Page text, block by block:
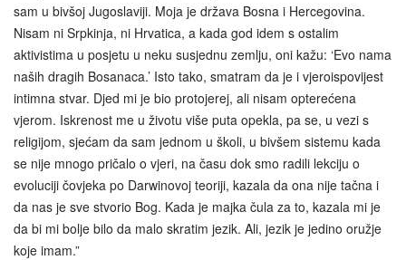
sam u bivšoj Jugoslaviji. Moja je država Bosna i Hercegovina.
Nisam ni Srpkinja, ni Hrvatica, a kada god idem s ostalim
aktivistima u posjetu u neku susjednu zemlju, oni kažu: ‘Evo nama
naših dragih Bosanaca.’ Isto tako, smatram da je i vjeroispovijest
intimna stvar. Djed mi je bio protojerej, ali nisam opterećena
vjerom. Iskrenost me u životu više puta opekla, pa se, u vezi s
religijom, sjećam da sam jednom u školi, u bivšem sistemu kada
se nije mnogo pričalo o vjeri, na času dok smo radili lekciju o
evoluciji čovjeka po Darwinovoj teoriji, kazala da ona nije tačna i
da nas je sve stvorio Bog. Kada je majka čula za to, kazala mi je
da bi mi bolje bilo da malo skratim jezik. Ali, jezik je jedino oružje
koje imam.”